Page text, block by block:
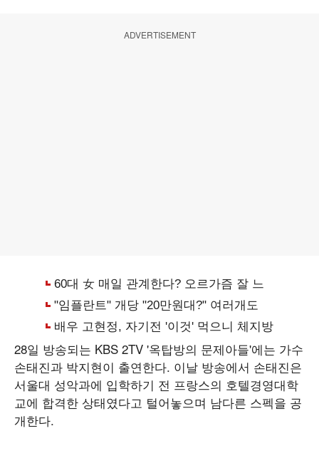
ADVERTISEMENT
28일 방송되는 KBS 2TV '옥탑방의 문제아들'에는 가수
손태진과 박지현이 출연한다. 이날 방송에서 손태진은
서울대 성악과에 입학하기 전 프랑스의 호텔경영대학
교에 합격한 상태였다고 털어놓으며 남다른 스펙을 공
개한다.